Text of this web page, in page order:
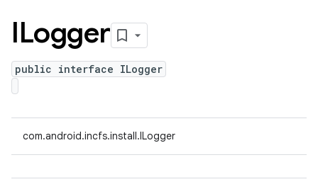
ILogger
public interface ILogger
com.android.incfs.install.ILogger